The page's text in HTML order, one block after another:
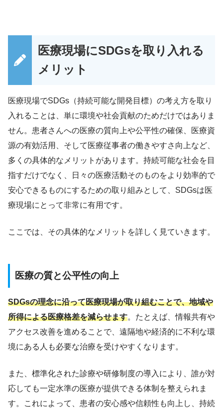
医療現場にSDGsを取り入れる
メリット
医療現場でSDGs（持続可能な開発目標）の考え方を取り
入れることは、単に環境や社会貢献のためだけではありま
せん。患者さんへの医療の質向上や公平性の確保、医療資
源の有効活用、そして医療従事者の働きやすさ向上など、
多くの具体的なメリットがあります。持続可能な社会を目
指すだけでなく、日々の医療活動そのものをより効率的で
安心できるものにするための取り組みとして、SDGsは医
療現場にとって非常に有用です。
ここでは、その具体的なメリットを詳しく見ていきます。
医療の質と公平性の向上
SDGsの理念に沿って医療現場が取り組むことで、地域や
所得による医療格差を減らせます。たとえば、情報共有や
アクセス改善を進めることで、遠隔地や経済的に不利な環
境にある人も必要な治療を受けやすくなります。
また、標準化された診療や研修制度の導入により、誰が対
応しても一定水準の医療が提供できる体制を整えられま
す。これによって、患者の安心感や信頼性も向上し、持続